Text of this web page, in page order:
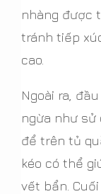
nhàng được
tránh tiếp
cao.
Ngoài ra,
ngừa như
để trên tủ
kéo có thể
vết bẩn.